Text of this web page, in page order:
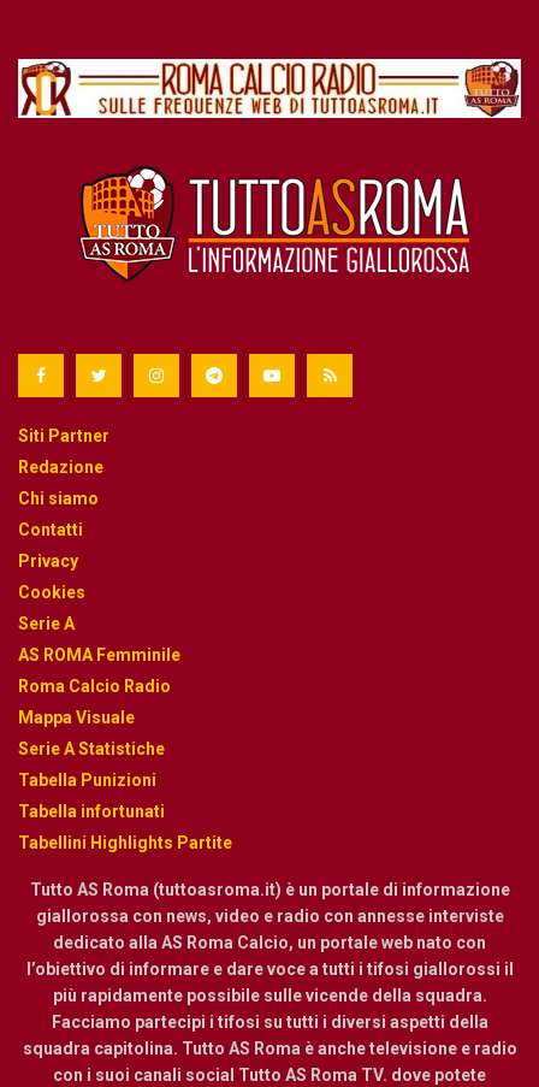
Siti Partner
Redazione
Chi siamo
Contatti
Privacy
Cookies
Serie A
AS ROMA Femminile
Roma Calcio Radio
Mappa Visuale
Serie A Statistiche
Tabella Punizioni
Tabella infortunati
Tabellini Highlights Partite
Tutto AS Roma (tuttoasroma.it) è un portale di informazione
giallorossa con news, video e radio con annesse interviste
dedicato alla AS Roma Calcio, un portale web nato con
l’obiettivo di informare e dare voce a tutti i tifosi giallorossi il
più rapidamente possibile sulle vicende della squadra.
Facciamo partecipi i tifosi su tutti i diversi aspetti della
squadra capitolina. Tutto AS Roma è anche televisione e radio
con i suoi canali social Tutto AS Roma TV. dove potete